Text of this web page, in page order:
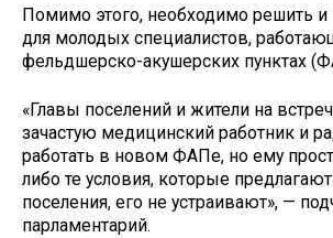
Помимо этого, необходимо решить
для молодых специалистов,
фельдшерско-акушерских пунктах
«Главы поселений и жители на
зачастую медицинский работник и
работать в новом ФАПе, но ему
либо те условия, которые
поселения, его не устраивают», —
парламентарий.